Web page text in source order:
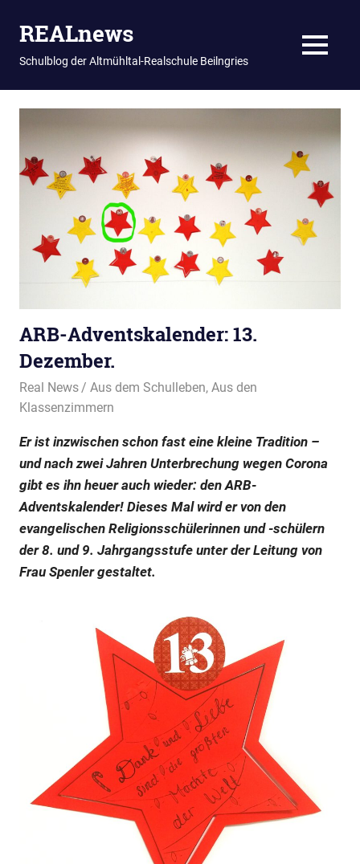
REALnews
Schulblog der Altmühltal-Realschule Beilngries MENU
ARB-Adventskalender: 13.
Dezember.
13. Dezember 2022
Real News Aus dem Schulleben,Aus den
Klassenzimmern
Er ist inzwischen schon fast eine kleine Tradition –
und nach zwei Jahren Unterbrechung wegen Corona
gibt es ihn heuer auch wieder: den ARB-
Adventskalender! Dieses Mal wird er von den
evangelischen Religionsschülerinnen und -schülern
der 8. und 9. Jahrgangsstufe unter der Leitung von
Frau Spenler gestaltet.